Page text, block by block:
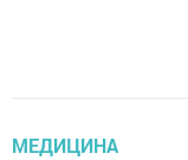
МЕДИЦИНА